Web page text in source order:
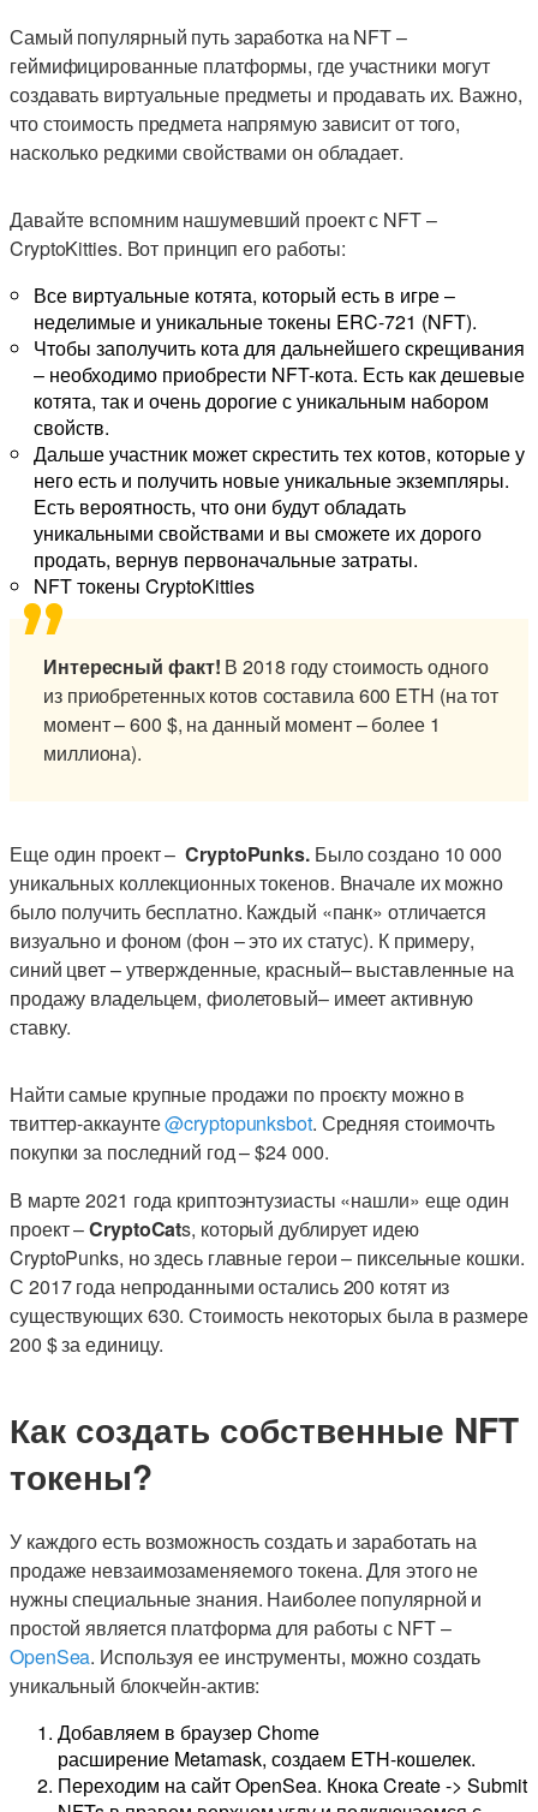
Самый популярный путь заработка на NFT –
геймифицированные платформы, где участники могут
создавать виртуальные предметы и продавать их. Важно,
что стоимость предмета напрямую зависит от того,
насколько редкими свойствами он обладает.
Давайте вспомним нашумевший проект с NFT –
CryptoKitties. Вот принцип его работы:
Все виртуальные котята, который есть в игре –
неделимые и уникальные токены ERC-721 (NFT).
Чтобы заполучить кота для дальнейшего скрещивания
– необходимо приобрести NFT-кота. Есть как дешевые
котята, так и очень дорогие с уникальным набором
свойств.
Дальше участник может скрестить тех котов, которые у
него есть и получить новые уникальные экземпляры.
Есть вероятность, что они будут обладать
уникальными свойствами и вы сможете их дорого
продать, вернув первоначальные затраты.
NFT токены CryptoKitties
Интересный факт! В 2018 году стоимость одного
из приобретенных котов составила 600 ETH (на тот
момент – 600 $, на данный момент – более 1
миллиона).
Еще один проект –CryptoPunks.Было создано 10 000
уникальных коллекционных токенов. Вначале их можно
было получить бесплатно. Каждый «панк» отличается
визуально и фоном (фон – это их статус). К примеру,
синий цвет – утвержденные, красный– выставленные на
продажу владельцем, фиолетовый– имеет активную
ставку.
Найти самые крупные продажи по проєкту можно в
твиттер-аккаунте@cryptopunksbot. Средняя стоимочть
покупки за последний год – $24 000.
В марте 2021 года криптоэнтузиасты «нашли» еще один
проект –CryptoCats, который дублирует идею
CryptoPunks, но здесь главные герои – пиксельные кошки.
С 2017 года непроданными остались 200 котят из
существующих 630. Стоимость некоторых была в размере
200 $ за единицу.
Как создать собственные NFT
токены?
У каждого есть возможность создать и заработать на
продаже невзаимозаменяемого токена. Для этого не
нужны специальные знания. Наиболее популярной и
простой является платформа для работы с NFT –
OpenSea. Используя ее инструменты, можно создать
уникальный блокчейн-актив:
Добавляем в браузер Chome
расширение Metamask, создаем ETH-кошелек.
Переходим на сайт OpenSea. Кнока Create -> Submit